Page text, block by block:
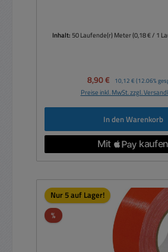
Inhalt: 50 Laufende(r) Meter(0,18 € / 1
Verkaufspreis:
8,90 € Regulärer Preis:
10,12 € (12.06%
Preise inkl. MwSt. zzgl.
In den Warenkorb
Nur 5 auf Lager!
%Rabatt